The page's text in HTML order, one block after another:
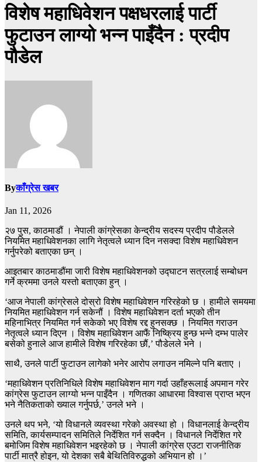
विशेष महाधिवेशन पक्षधरलाई पार्टी
फुटाउन लाग्यो भन्न पाइँदैन : प्रदीप
पौडेल
Byकाँग्रेस खबर
Jan 11, 2026
२७ पुस, काठमाडौं । नेपाली कांग्रेसका केन्द्रीय सदस्य प्रदीप पौडेलले
नियमित महाधिवेशनका लागि नेतृत्वले ध्यान दिन नसक्दा विशेष महाधिवेशन
गर्नुपरेको बताएका छन् ।
आइतबार काठमाडौंमा जारी विशेष महाधिवेशनको उद्घाटन सत्रलाई सम्बोधन
गर्ने क्रममा उनले यस्तो बताएका हुन् ।
‘आज नेपाली कांग्रेसले दोस्रो विशेष महाधिवेशन गरिरहेको छ । हामीले समयमा
नियमित महाधिवेशन गर्न सकेनौं । विशेष महाधिवेशन दर्ता भएको तीन
महिनाभित्र नियमित गर्न सकेको भए विशेष रद्द हुनसक्छ । नियमित गराउन
नेतृत्वले ध्यान दिएन । विशेष महाधिवेशन आफैं निष्क्रिय हुन्छ भन्ने दम्भ पालेर
बसेको हुनाले आज हामीले विशेष गरिरहेका छौं,’ पौडेलले भने ।
साथै, उनले पार्टी फुटाउन लागेको भनेर आरोप लगाउन नमिल्ने पनि बताए ।
‘महाधिवेशन प्रतिनिधिले विशेष महाधिवेशन माग गर्दा उहाँहरूलाई अपमान गरेर
कांग्रेस फुटाउन लाग्यो भन्न पाइँदैन । गणितका आधारमा विश्वास प्राप्त भएन
भने नैतिकताको ख्याल गर्नुपर्छ,’ उनले भने ।
उनले थप भने, ‘यो विधानले व्यवस्था गरेको अवस्था हो । विधानलाई केन्द्रीय
समिति, कार्यसम्पादन समितिले निर्देशित गर्न सक्दैन । विधानले निर्देशित गरे
बमोजिम विशेष महाधिवेशन भइरहेको छ । नेपाली कांग्रेस एउटा राजनीतिक
पार्टी मात्रै होइन, यो देशका सबै बेथितिविरुद्धको अभियान हो ।’